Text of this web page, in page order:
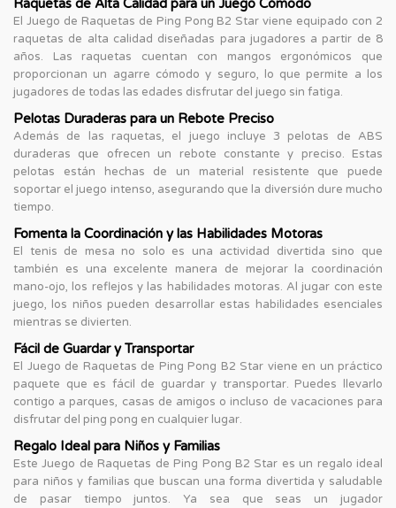
El Juego de Raquetas de Ping Pong B2 Star viene equipado con 2
raquetas de alta calidad diseñadas para jugadores a partir de 8
años. Las raquetas cuentan con mangos ergonómicos que
proporcionan un agarre cómodo y seguro, lo que permite a los
jugadores de todas las edades disfrutar del juego sin fatiga.
Pelotas Duraderas para un Rebote Preciso
Además de las raquetas, el juego incluye 3 pelotas de ABS
duraderas que ofrecen un rebote constante y preciso. Estas
pelotas están hechas de un material resistente que puede
soportar el juego intenso, asegurando que la diversión dure mucho
tiempo.
Fomenta la Coordinación y las Habilidades Motoras
El tenis de mesa no solo es una actividad divertida sino que
también es una excelente manera de mejorar la coordinación
mano-ojo, los reflejos y las habilidades motoras. Al jugar con este
juego, los niños pueden desarrollar estas habilidades esenciales
mientras se divierten.
Fácil de Guardar y Transportar
El Juego de Raquetas de Ping Pong B2 Star viene en un práctico
paquete que es fácil de guardar y transportar. Puedes llevarlo
contigo a parques, casas de amigos o incluso de vacaciones para
disfrutar del ping pong en cualquier lugar.
Regalo Ideal para Niños y Familias
Este Juego de Raquetas de Ping Pong B2 Star es un regalo ideal
para niños y familias que buscan una forma divertida y saludable
de pasar tiempo juntos. Ya sea que seas un jugador